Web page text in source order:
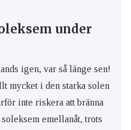
under
igen, var så länge sen!
mycket i den starka solen
inte riskera att bränna
emellanåt, trots